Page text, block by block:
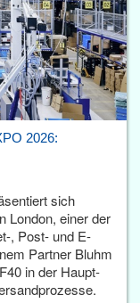
2026:
sich
London, einer der
, Post- und E-
Partner Bluhm
in der Haupt­